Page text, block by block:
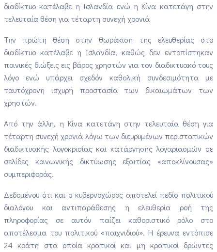
διαδίκτυο κατέλαβε η Ισλανδία ενώ η Κίνα κατετάγη στην
τελευταία θέση για τέταρτη συνεχή χρονιά
Την πρώτη θέση στην θωράκιση της ελευθερίας στο
διαδίκτυο κατέλαβε η Ισλανδία, καθώς δεν εντοπίστηκαν
ποινικές διώξεις εις βάρος χρηστών για τον διαδικτυακό τους
λόγο ενώ υπάρχει σχεδόν καθολική συνδεσιμότητα με
ταυτόχρονη ισχυρή προστασία των δικαιωμάτων των
χρηστών.
Από την άλλη, η Κίνα κατετάγη στην τελευταία θέση για
τέταρτη συνεχή χρονιά λόγω των διευρυμένων περιστατικών
διαδικτυακής λογοκρισίας και κατάργησης λογαριασμών σε
σελίδες κοινωνικής δικτύωσης εξαιτίας «αποκλίνουσας»
συμπεριφοράς.
Δεδομένου ότι και ο κυβερνοχώρος αποτελεί πεδίο πολιτικού
διαλόγου και αντιπαράθεσης η ελευθερία ροή της
πληροφορίας σε αυτόν παίζει καθοριστικό ρόλο στο
αποτέλεσμα του πολιτικού «παιχνιδιού». Η έρευνα εντόπισε
24 κράτη στα οποία κρατικοί και μη κρατικοί δρώντες